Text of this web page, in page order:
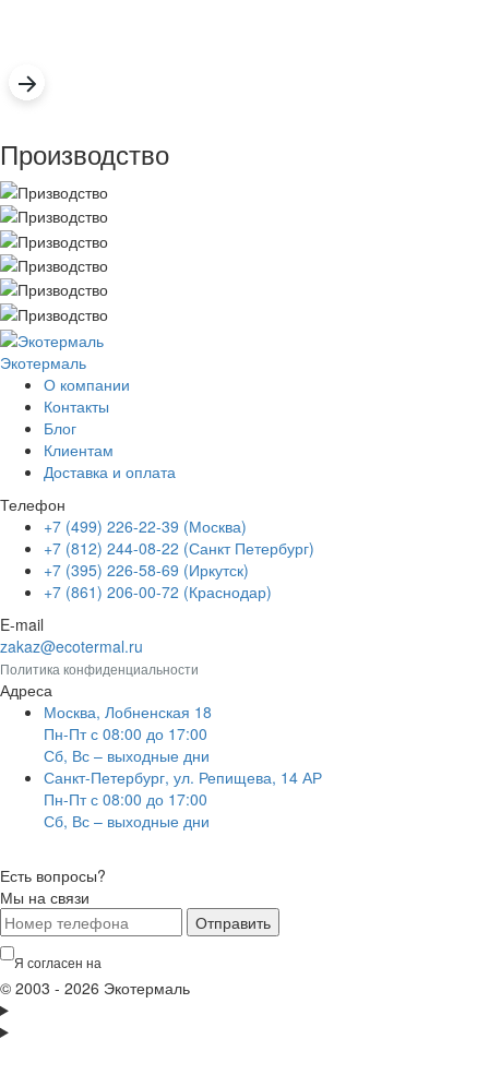
Производство
Экотермаль
О компании
Контакты
Блог
Клиентам
Доставка и оплата
Телефон
+7 (499) 226-22-39 (Москва)
+7 (812) 244-08-22 (Санкт Петербург)
+7 (395) 226-58-69 (Иркутск)
+7 (861) 206-00-72 (Краснодар)
E-mail
zakaz@ecotermal.ru
Политика конфиденциальности
Адреса
Москва, Лобненская 18
Пн-Пт с 08:00 до 17:00
Сб, Вс – выходные дни
Санкт-Петербург, ул. Репищева, 14 АР
Пн-Пт с 08:00 до 17:00
Сб, Вс – выходные дни
Есть вопросы?
Мы на связи
Отправить
Я согласен на
© 2003 - 2026 Экотермаль